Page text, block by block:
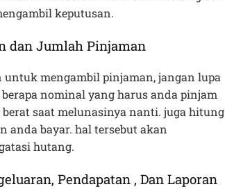
keputusan.
Jumlah Pinjaman
mengambil pinjaman, jangan lupa
nominal yang harus anda pinjam
saat melunasinya nanti. juga hitung
anda bayar. hal tersebut akan
hutang.
Pendapatan , Dan Laporan